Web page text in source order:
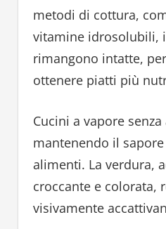
metodi di cottura,
vitamine idrosolubili,
rimangono intatte,
ottenere piatti più
Cucini a vapore
mantenendo il
alimenti. La verdura,
croccante e colorata,
visivamente